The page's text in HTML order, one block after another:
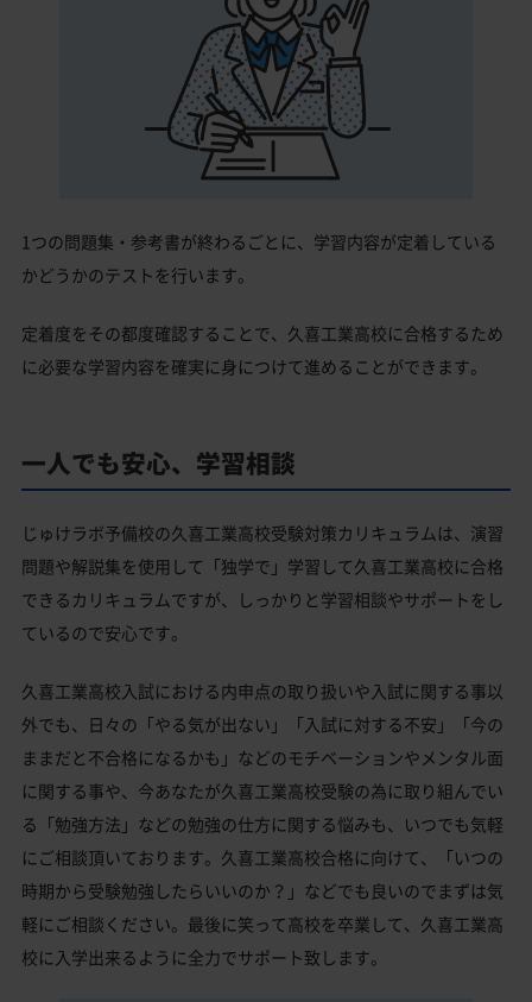
1つの問題集・参考書が終わるごとに、学習内容が定着している
かどうかのテストを行います。
定着度をその都度確認することで、久喜工業高校に合格するため
に必要な学習内容を確実に身につけて進めることができます。
一人でも安心、学習相談
じゅけラボ予備校の久喜工業高校受験対策カリキュラムは、演習
問題や解説集を使用して「独学で」学習して久喜工業高校に合格
できるカリキュラムですが、しっかりと学習相談やサポートをし
ているので安心です。
久喜工業高校入試における内申点の取り扱いや入試に関する事以
外でも、日々の「やる気が出ない」「入試に対する不安」「今の
ままだと不合格になるかも」などのモチベーションやメンタル面
に関する事や、今あなたが久喜工業高校受験の為に取り組んでい
る「勉強方法」などの勉強の仕方に関する悩みも、いつでも気軽
にご相談頂いております。久喜工業高校合格に向けて、「いつの
時期から受験勉強したらいいのか？」などでも良いのでまずは気
軽にご相談ください。最後に笑って高校を卒業して、久喜工業高
校に入学出来るように全力でサポート致します。